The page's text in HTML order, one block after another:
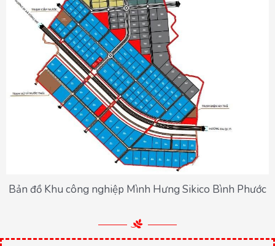
Bản đồ Khu công nghiệp Mình Hưng Sikico Bình Phước